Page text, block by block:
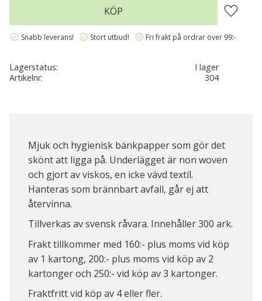
KÖP Lägg till
verified Snabb leverans! verified Stort utbud! verified Fri frakt på ordrar över 99:-
Lagerstatus
I lager
Artikelnr
304
Mjuk och hygienisk bänkpapper som gör det
skönt att ligga på. Underlägget är non woven
och gjort av viskos, en icke vävd textil.
Hanteras som brännbart avfall, går ej att
återvinna.
Tillverkas av svensk råvara. Innehåller 300 ark.
Frakt tillkommer med 160:- plus moms vid köp
av 1 kartong, 200:- plus moms vid köp av 2
kartonger och 250:- vid köp av 3 kartonger.
Fraktfritt vid köp av 4 eller fler.